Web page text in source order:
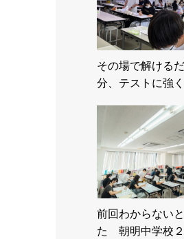
その場で解ける
分、テストに強
前回わからない
た 朝明中学校